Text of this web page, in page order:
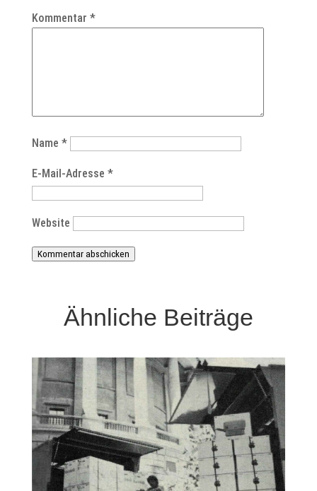
Kommentar *
Name *
E-Mail-Adresse *
Website
Kommentar abschicken
Ähnliche Beiträge